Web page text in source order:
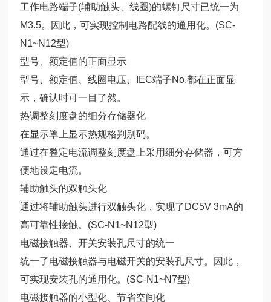
工作电路端子(辅助触头、线圈)的螺钉尺寸已统一为
M3.5。因此，可实现控制电路配线的通用化。(SC-
N1~N12型)
型号、额定值的正面显示
型号、额定值、线圈电压、IEC端子No.都在正面显
示，确认时可一目了然。
热调整刻度盘的细分存储器化
在显示罩上显示热规格判别码。
通过在整定电流调整刻度盘上采用细分存储器，可方
便地设定电流。
辅助触头的双触头化
通过将辅助触头进行双触头化，实现了DC5V 3mA的
高可靠性接触。(SC-N1~N12型)
电磁接触器、开关安装孔尺寸的统一
统一了电磁接触器与电磁开关的安装孔尺寸。因此，
可实现安装孔的通用化。(SC-N1~N7型)
电磁接触器的小型化、节省空间化